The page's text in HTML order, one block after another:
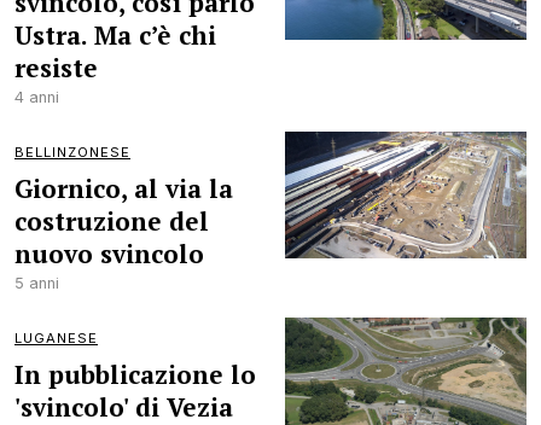
Ustra. Ma c’è chi
resiste
4 anni
BELLINZONESE
Giornico, al via la
costruzione del
nuovo svincolo
5 anni
LUGANESE
In pubblicazione lo
'svincolo' di Vezia